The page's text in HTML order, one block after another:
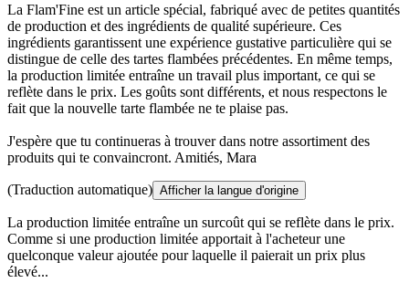
La Flam'Fine est un article spécial, fabriqué avec de petites quantités
de production et des ingrédients de qualité supérieure. Ces
ingrédients garantissent une expérience gustative particulière qui se
distingue de celle des tartes flambées précédentes. En même temps,
la production limitée entraîne un travail plus important, ce qui se
reflète dans le prix. Les goûts sont différents, et nous respectons le
fait que la nouvelle tarte flambée ne te plaise pas.
J'espère que tu continueras à trouver dans notre assortiment des
produits qui te convaincront. Amitiés, Mara
(Traduction automatique) Afficher la langue d'origine
La production limitée entraîne un surcoût qui se reflète dans le prix.
Comme si une production limitée apportait à l'acheteur une
quelconque valeur ajoutée pour laquelle il paierait un prix plus
élevé...